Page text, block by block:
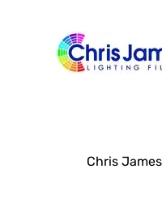
Chris James